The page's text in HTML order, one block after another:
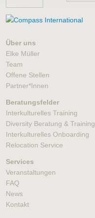
Über uns
Elke Müller
Team
Offene Stellen
Partner*Innen
Beratungsfelder
Interkulturelles Training
Diversity Beratung & Training
Interkulturelles Onboarding
Relocation Service
Services
Veranstaltungen
FAQ
News
Kontakt